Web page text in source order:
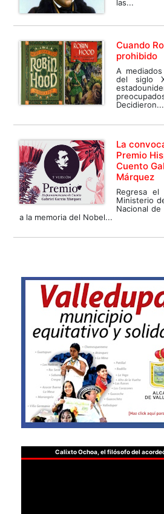
las...
Cuando
prohibido
A
del siglo
Decidieron...
La
Premio
Cuento
Márquez
Regresa
Ministerio
Nacional
a la memoria del Nobel...
Calixto Ochoa, el filósofo del